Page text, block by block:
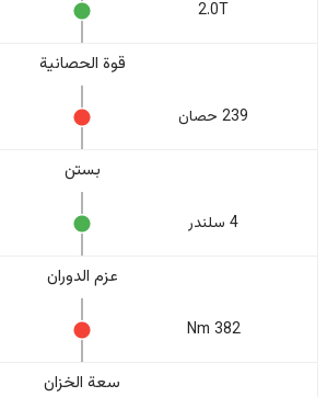
2.0T
قوة الحصانية
239 حصان
بستن
4 سلندر
عزم الدوران
382 Nm
سعة الخزان